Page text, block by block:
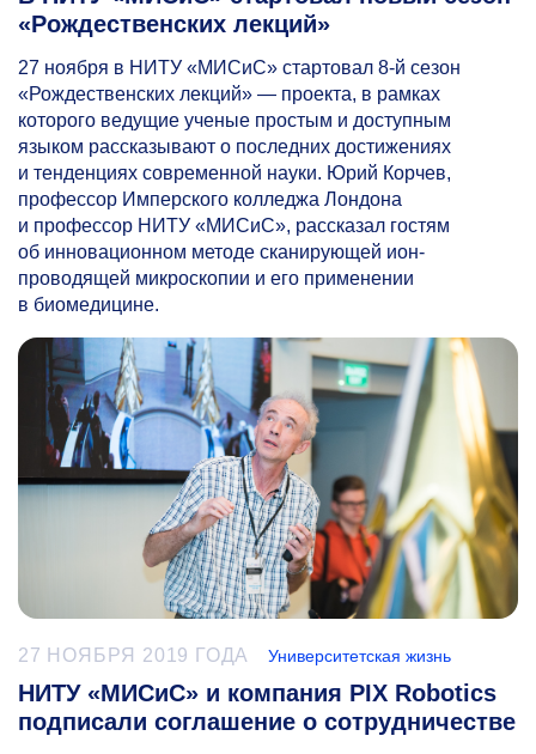
«Рождественских лекций»
27 ноября в НИТУ «МИСиС» стартовал 8-й сезон
«Рождественских лекций» — проекта, в рамках
которого ведущие ученые простым и доступным
языком рассказывают о последних достижениях
и тенденциях современной науки. Юрий Корчев,
профессор Имперского колледжа Лондона
и профессор НИТУ «МИСиС», рассказал гостям
об инновационном методе сканирующей ион-
проводящей микроскопии и его применении
в биомедицине.
27 НОЯБРЯ 2019 ГОДА Университетская жизнь
НИТУ «МИСиС» и компания PIX Robotics
подписали соглашение о сотрудничестве